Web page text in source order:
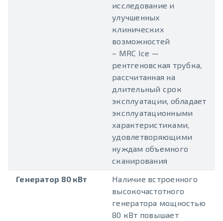
исследование и
улучшенных
клинических
возможностей
– MRC Ice —
рентгеновская трубка,
рассчитанная на
длительный срок
эксплуатации, обладает
эксплуатационными
характеристиками,
удовлетворяющими
нуждам объемного
сканирования
Генератор 80 кВт
Наличие встроенного
высокочастотного
генератора мощностью
80 кВт повышает